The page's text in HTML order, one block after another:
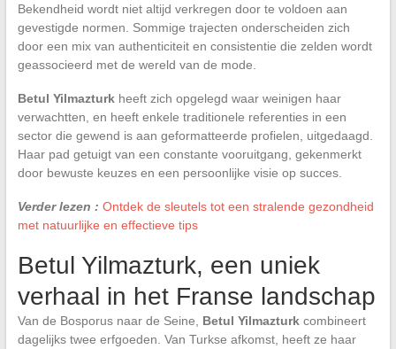
Bekendheid wordt niet altijd verkregen door te voldoen aan
gevestigde normen. Sommige trajecten onderscheiden zich
door een mix van authenticiteit en consistentie die zelden wordt
geassocieerd met de wereld van de mode.
Betul Yilmazturkheeft zich opgelegd waar weinigen haar
verwachtten, en heeft enkele traditionele referenties in een
sector die gewend is aan geformatteerde profielen, uitgedaagd.
Haar pad getuigt van een constante vooruitgang, gekenmerkt
door bewuste keuzes en een persoonlijke visie op succes.
Verder lezen : Ontdek de sleutels tot een stralende gezondheid
met natuurlijke en effectieve tips
Betul Yilmazturk, een uniek
verhaal in het Franse landschap
Van de Bosporus naar de Seine, Betul Yilmazturkcombineert
dagelijks twee erfgoeden. Van Turkse afkomst, heeft ze haar